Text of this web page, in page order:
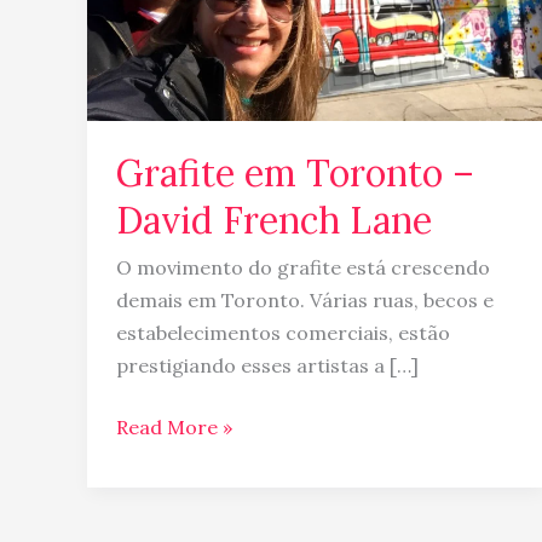
Grafite em Toronto –
David French Lane
O movimento do grafite está crescendo
demais em Toronto. Várias ruas, becos e
estabelecimentos comerciais, estão
prestigiando esses artistas a […]
Read More »